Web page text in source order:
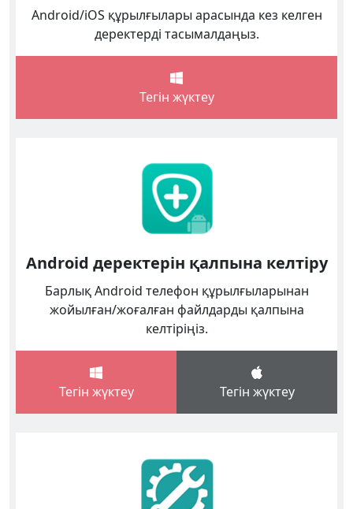
Android/iOS құрылғылары арасында кез келген
деректерді тасымалдаңыз.
Тегін жүктеу
Android деректерін қалпына келтіру
Барлық Android телефон құрылғыларынан
жойылған/жоғалған файлдарды қалпына
келтіріңіз.
Тегін жүктеу Тегін жүктеу